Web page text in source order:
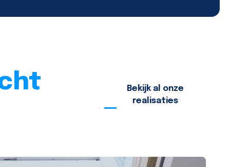
Bekijk al onze
realisaties